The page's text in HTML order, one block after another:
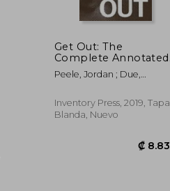
Get Out: The
Complete Annotated
Screenplay by Jordan
Peele (en Inglés)
Peele, Jordan ; Due,
Inventory Press, 2019, Tapa
Blanda, Nuevo